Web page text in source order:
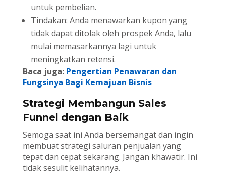
untuk pembelian.
Tindakan: Anda menawarkan kupon yang
tidak dapat ditolak oleh prospek Anda, lalu
mulai memasarkannya lagi untuk
meningkatkan retensi.
Baca juga: Pengertian Penawaran dan
Fungsinya Bagi Kemajuan Bisnis
Strategi Membangun Sales
Funnel dengan Baik
Semoga saat ini Anda bersemangat dan ingin
membuat strategi saluran penjualan yang
tepat dan cepat sekarang. Jangan khawatir. Ini
tidak sesulit kelihatannya.